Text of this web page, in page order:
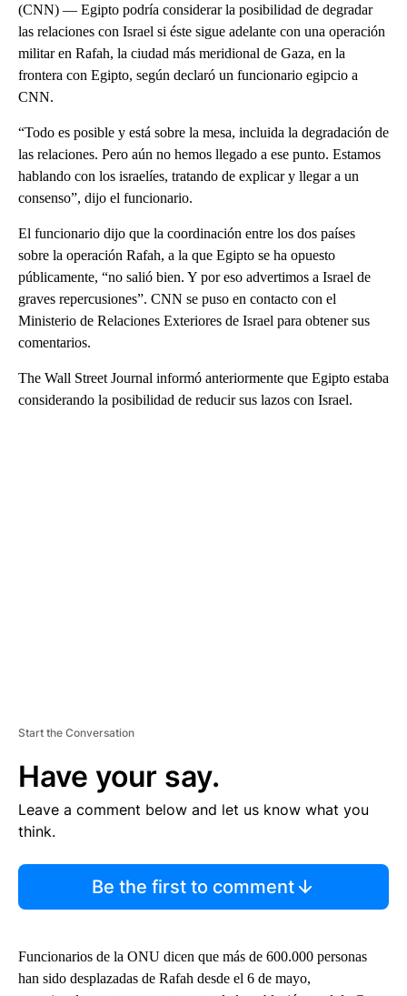
(CNN) — Egipto podría considerar la posibilidad de degradar
las relaciones con Israel si éste sigue adelante con una operación
militar en Rafah, la ciudad más meridional de Gaza, en la
frontera con Egipto, según declaró un funcionario egipcio a
CNN.
“Todo es posible y está sobre la mesa, incluida la degradación de
las relaciones. Pero aún no hemos llegado a ese punto. Estamos
hablando con los israelíes, tratando de explicar y llegar a un
consenso”, dijo el funcionario.
El funcionario dijo que la coordinación entre los dos países
sobre la operación Rafah, a la que Egipto se ha opuesto
públicamente, “no salió bien. Y por eso advertimos a Israel de
graves repercusiones”. CNN se puso en contacto con el
Ministerio de Relaciones Exteriores de Israel para obtener sus
comentarios.
The Wall Street Journal informó anteriormente que Egipto estaba
considerando la posibilidad de reducir sus lazos con Israel.
Start the Conversation
Have your say.
Leave a comment below and let us know what you
think.
Be the first to comment
Funcionarios de la ONU dicen que más de 600.000 personas
han sido desplazadas de Rafah desde el 6 de mayo,